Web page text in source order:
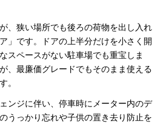
、狭い場所でも後ろの荷物を出し入れ
」です。ドアの上半分だけを小さく開
スペースがない駐車場でも重宝しま
、最廉価グレードでもそのまま使える
。
ンジに伴い、停車時にメーター内のデ
うっかり忘れや子供の置き去り防止を